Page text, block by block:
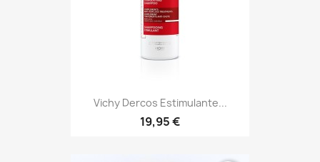
Vichy Dercos Estimulante...
19,95 €